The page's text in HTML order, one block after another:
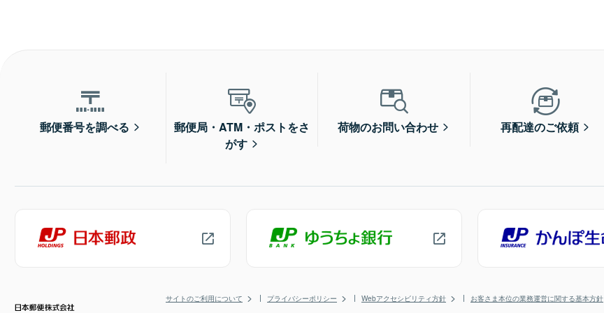
郵便番号を調べる
郵便局・ATM・ポストをさ
がす
荷物のお問い合わせ 再配達のご依頼
サイトのご利用について プライバシーポリシー Webアクセシビリティ方針 お客さま本位の業務運営に関する基本方針